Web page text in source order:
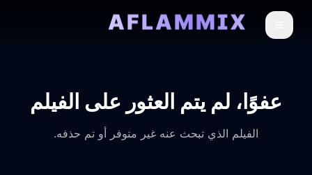
AFLAMMIX
عفوًا، لم يتم العثور على الفيلم
الفيلم الذي تبحث عنه غير متوفر أو تم حذفه.